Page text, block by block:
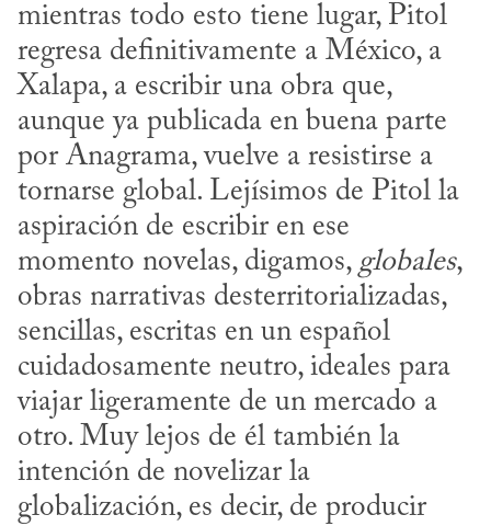
mientras todo esto tiene lugar, Pitol
regresa definitivamente a México, a
Xalapa, a escribir una obra que,
aunque ya publicada en buena parte
por Anagrama, vuelve a resistirse a
tornarse global. Lejísimos de Pitol la
aspiración de escribir en ese
momento novelas, digamos, globales,
obras narrativas desterritorializadas,
sencillas, escritas en un español
cuidadosamente neutro, ideales para
viajar ligeramente de un mercado a
otro. Muy lejos de él también la
intención de novelizar la
globalización, es decir, de producir